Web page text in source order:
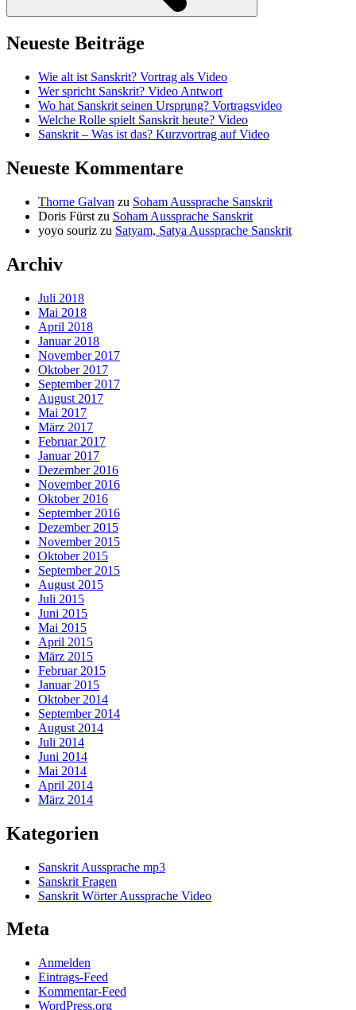
Neueste Beiträge
Wie alt ist Sanskrit? Vortrag als Video
Wer spricht Sanskrit? Video Antwort
Wo hat Sanskrit seinen Ursprung? Vortragsvideo
Welche Rolle spielt Sanskrit heute? Video
Sanskrit – Was ist das? Kurzvortrag auf Video
Neueste Kommentare
Thorne Galvan zu Soham Aussprache Sanskrit
Doris Fürst zu Soham Aussprache Sanskrit
yoyo souriz zu Satyam, Satya Aussprache Sanskrit
Archiv
Juli 2018
Mai 2018
April 2018
Januar 2018
November 2017
Oktober 2017
September 2017
August 2017
Mai 2017
März 2017
Februar 2017
Januar 2017
Dezember 2016
November 2016
Oktober 2016
September 2016
Dezember 2015
November 2015
Oktober 2015
September 2015
August 2015
Juli 2015
Juni 2015
Mai 2015
April 2015
März 2015
Februar 2015
Januar 2015
Oktober 2014
September 2014
August 2014
Juli 2014
Juni 2014
Mai 2014
April 2014
März 2014
Kategorien
Sanskrit Aussprache mp3
Sanskrit Fragen
Sanskrit Wörter Aussprache Video
Meta
Anmelden
Eintrags-Feed
Kommentar-Feed
WordPress.org